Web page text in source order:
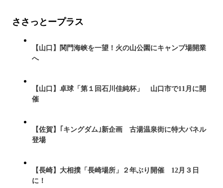
ささっとープラス
【山口】関門海峡を一望！火の山公園にキャンプ場開業
へ
【山口】卓球「第１回石川佳純杯」 山口市で11月に開
催
【佐賀】｢キングダム｣新企画 古湯温泉街に特大パネル
登場
【長崎】大相撲「長崎場所」２年ぶり開催 12月３日
に！